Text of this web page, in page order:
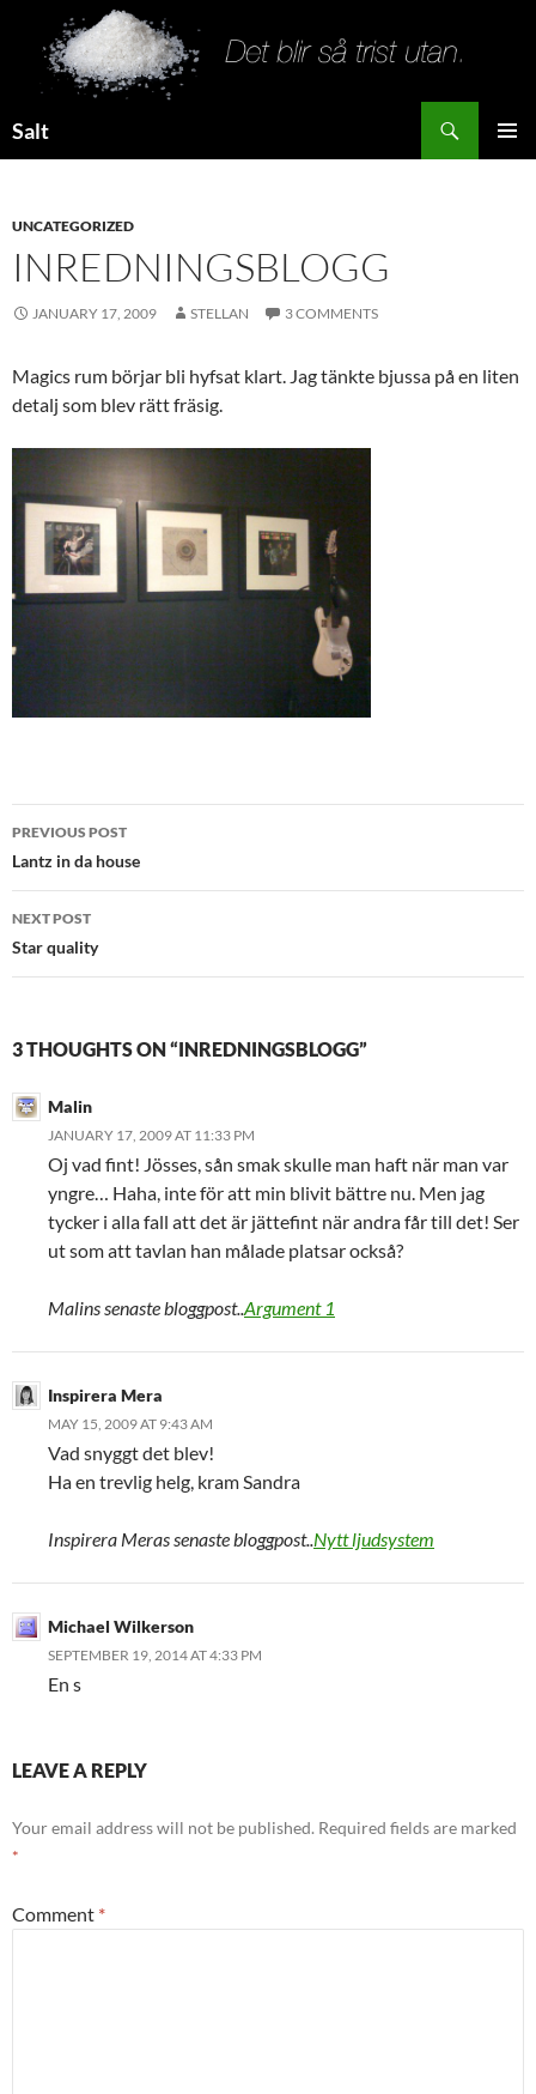
Salt
UNCATEGORIZED
INREDNINGSBLOGG
JANUARY 17, 2009 STELLAN 3 COMMENTS
Magics rum börjar bli hyfsat klart. Jag tänkte bjussa på en liten
detalj som blev rätt fräsig.
Post
navigation
PREVIOUS POST
Lantz in da house
NEXT POST
Star quality
3 THOUGHTS ON “INREDNINGSBLOGG”
Malin
JANUARY 17, 2009 AT 11:33 PM
Oj vad fint! Jösses, sån smak skulle man haft när man var
yngre… Haha, inte för att min blivit bättre nu. Men jag
tycker i alla fall att det är jättefint när andra får till det! Ser
ut som att tavlan han målade platsar också?
Malins senaste bloggpost..Argument 1
Inspirera Mera
MAY 15, 2009 AT 9:43 AM
Vad snyggt det blev!
Ha en trevlig helg, kram Sandra
Inspirera Meras senaste bloggpost..Nytt ljudsystem
Michael Wilkerson
SEPTEMBER 19, 2014 AT 4:33 PM
En s
LEAVE A REPLY
Your email address will not be published. Required fields are marked
*
Comment *